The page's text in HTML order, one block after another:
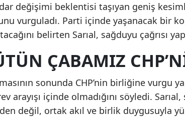
değişimi beklentisi taşıyan geniş
vurguladı. Parti içinde yaşanacak bir
belirten Sarıal, sağduyu çağrısı
ÇABAMIZ
sonunda CHP’nin birliğine vurgu
arayışı içinde olmadığını söyledi.
değil, ortak akıl ve birlik duygusuyla